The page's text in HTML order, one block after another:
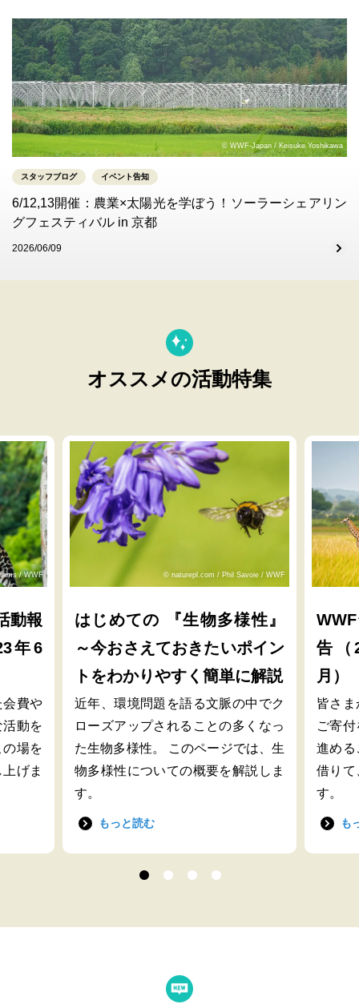
© WWF-Japan / Keisuke Yoshikawa
スタッフブログ イベント告知
6/12,13開催：農業×太陽光を学ぼう！ソーラーシェアリン
グフェスティバル in 京都
2026/06/09
オススメの活動特集
/ WWF
動報
年6
会費や
動を
場を
げま
© naturepl.com / Phil Savoie / WWF
はじめての 『生物多様性』
～今おさえておきたいポイン
トをわかりやすく簡単に解説
近年、環境問題を語る文脈の中でク
ローズアップされることの多くなっ
た生物多様性。 このページでは、生
物多様性についての概要を解説しま
す。
もっと読む
告（
月）
皆さ
ご寄
進める
借りて
す。
も